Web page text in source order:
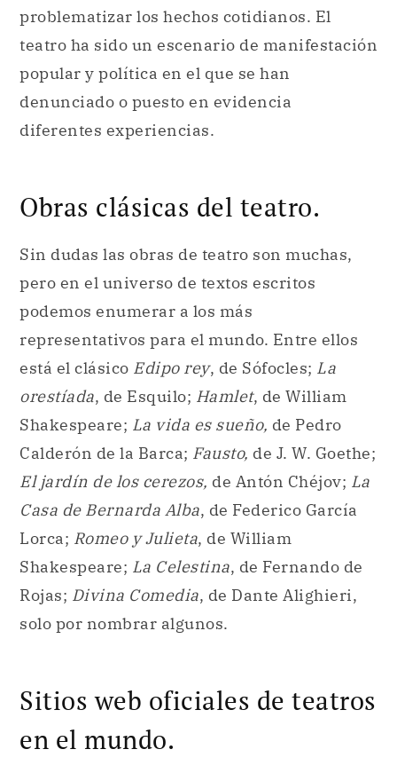
problematizar los hechos cotidianos. El
teatro ha sido un escenario de manifestación
popular y política en el que se han
denunciado o puesto en evidencia
diferentes experiencias.
Obras clásicas del teatro.
Sin dudas las obras de teatro son muchas,
pero en el universo de textos escritos
podemos enumerar a los más
representativos para el mundo. Entre ellos
está el clásico Edipo rey, de Sófocles; La
orestíada, de Esquilo; Hamlet, de William
Shakespeare; La vida es sueño, de Pedro
Calderón de la Barca; Fausto, de J. W. Goethe;
El jardín de los cerezos, de Antón Chéjov; La
Casa de Bernarda Alba, de Federico García
Lorca; Romeo y Julieta, de William
Shakespeare; La Celestina, de Fernando de
Rojas; Divina Comedia, de Dante Alighieri,
solo por nombrar algunos.
Sitios web oficiales de teatros
en el mundo.